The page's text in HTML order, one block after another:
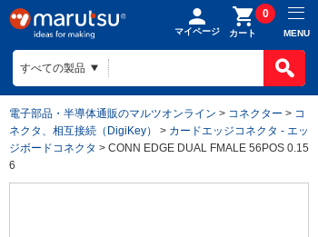
マイページ カート
0
MENU
電子部品・半導体通販のマルツオンライン > コネクター > コ
ネクタ、相互接続（DigiKey）
> カードエッジコネクタ - エッ
ジボードコネクタ > CONN EDGE DUAL FMALE 56POS 0.15
6